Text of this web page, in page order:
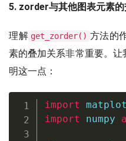
5. zorder与其他图表元素的
理解 get_zorder() 方法的
素的叠加关系非常重要。
明这一点：
import
import numpy